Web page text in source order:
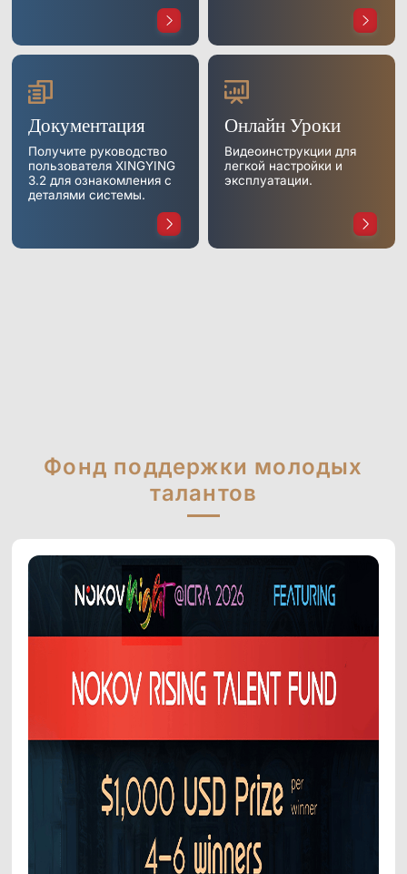
Crazyflie & Crazyswarm
Платформа обучения роботов ShadowEngine
Инструменты для разработчиков
Интеграции
Документация
Получите руководство
пользователя XINGYING
3.2 для ознакомления с
деталями системы.
Онлайн Уроки
Видеоинструкции для
легкой настройки и
эксплуатации.
Фонд поддержки молодых
талантов